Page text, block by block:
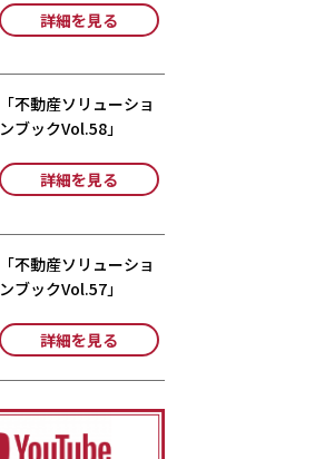
詳細を見る
「不動産ソリューショ
ンブックVol.58」
詳細を見る
「不動産ソリューショ
ンブックVol.57」
詳細を見る